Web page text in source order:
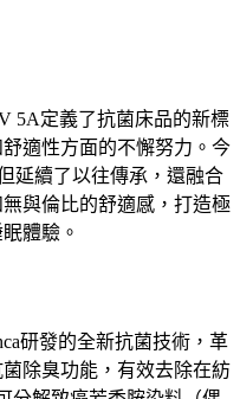
5A定義了抗菌床品的新標
適性方面的不懈努力。今
延續了以往傳承，還融合
與倫比的舒適感，打造極
體驗。
研發的全新抗菌技術，革
除臭功能，有效去除在紡